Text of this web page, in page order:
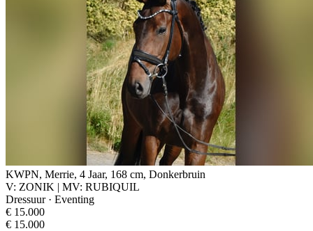
KWPN, Merrie, 4 Jaar, 168 cm, Donkerbruin
V: ZONIK | MV: RUBIQUIL
Dressuur · Eventing
€ 15.000
€ 15.000